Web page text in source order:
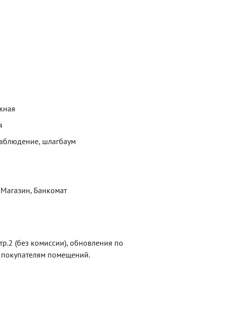
шлагбаум
Банкомат
(без комиссии), обновления по
помещений.